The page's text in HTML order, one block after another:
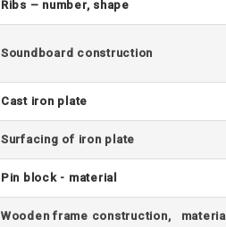
Ribs – number, shape
Soundboard construction
Cast iron plate
Surfacing of iron plate
Pin block - material
Wooden frame construction, material